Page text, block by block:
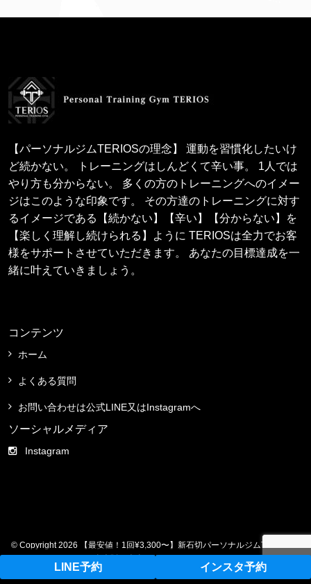
【パーソナルジムTERIOSの理念】 運動を習慣化したいけ
ど続かない。 トレーニングはしんどくて辛い事。 1人では
やり方も分からない。 多くの方のトレーニングへのイメー
ジはこのような印象です。 その方達のトレーニングに対す
るイメージである【続かない】【辛い】【分からない】を
【楽しく理解し続けられる】ように TERIOSは全力でお客
様をサポートさせていただきます。 あなたの目標達成を一
緒に叶えていきましょう。
コンテンツ
ホーム
よくある質問
お問い合わせは公式LINE又はInstagramへ
ソーシャルメディア
Instagram
© Copyright 2026 【最安値！1回¥3,300〜】新石切パーソナルジムTERIOS／
東大阪／大東. All rights reserved.
LINE予約 インスタ予約